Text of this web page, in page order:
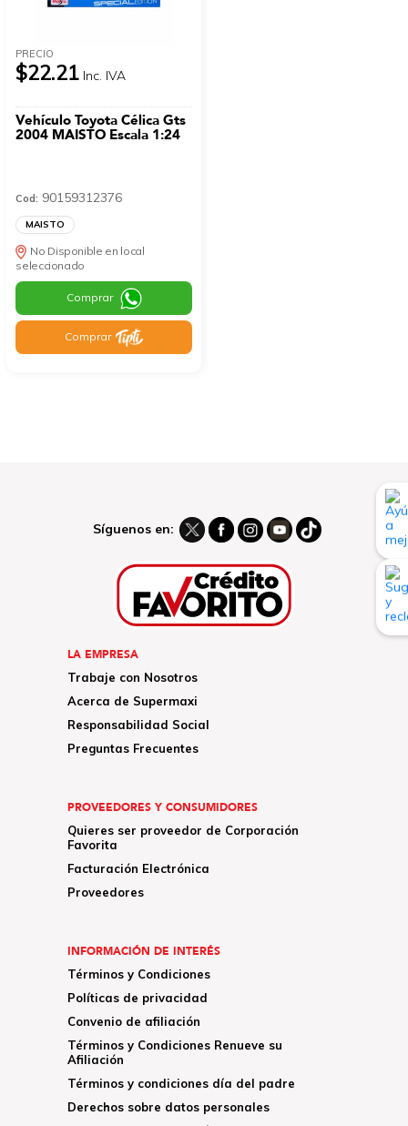
PRECIO
$22.21 Inc. IVA
Vehículo Toyota Célica Gts
2004 MAISTO Escala 1:24
Cod: 90159312376
MAISTO
No Disponible en local
seleccionado
Comprar
Comprar
Síguenos en:
LA EMPRESA
Trabaje con Nosotros
Acerca de Supermaxi
Responsabilidad Social
Preguntas Frecuentes
PROVEEDORES Y CONSUMIDORES
Quieres ser proveedor de Corporación
Favorita
Facturación Electrónica
Proveedores
INFORMACIÓN DE INTERÉS
Términos y Condiciones
Políticas de privacidad
Convenio de afiliación
Términos y Condiciones Renueve su
Afiliación
Términos y condiciones día del padre
Derechos sobre datos personales